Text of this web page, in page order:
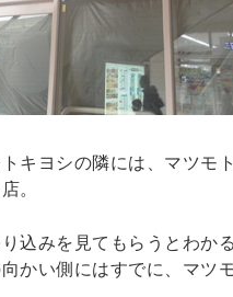
キヨシの隣には、マツモ
。
込みを見てもらうとわか
かい側にはすでに、マツ